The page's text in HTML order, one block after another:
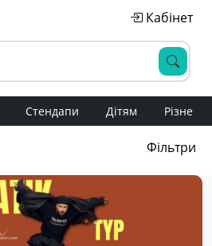
Кабінет
Стендапи Дітям Різне
Фільтри